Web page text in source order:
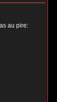
au pire: